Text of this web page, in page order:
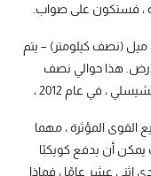
، فستكون على صواب.
وعرض ثلث ميل (نصف كيلومتر) – يتم
هذا حوالي نصف
المؤثرة ، مهما
يمكن أن يدفع كويكبًا
بمقدار 100 ميل على مدى اثني عشر عامًا ، فماذا